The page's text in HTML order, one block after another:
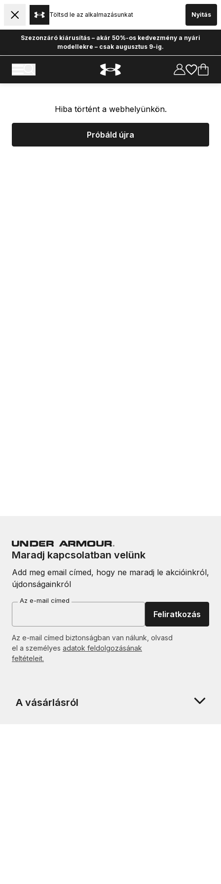
Töltsd le az alkalmazásunkat Nyitás
Szezonzáró kiárusítás – akár 50%-os kedvezmény a nyári
modellekre – csak augusztus 9-ig.
Hiba történt a webhelyünkön.
Próbáld újra
Maradj kapcsolatban velünk
Add meg email címed, hogy ne maradj le akcióinkról,
újdonságainkról
Az e-mail címed
Feliratkozás
Az e-mail címed biztonságban van nálunk, olvasd
el a személyes adatok feldolgozásának
feltételeit.
A vásárlásról